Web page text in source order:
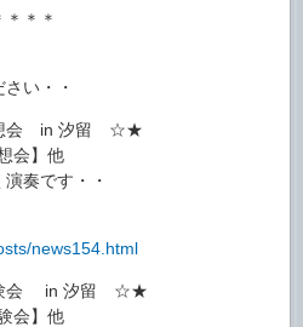
＊＊
い・・
会 in 汐留 ☆★
会】他
奏です・・
news154.html
会 in 汐留 ☆★
会】他